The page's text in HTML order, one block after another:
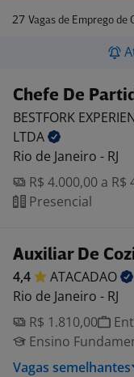
27 Vagas de Emprego de
Chefe De
BESTFORK
LTDA
Rio de Janeiro - RJ
R$ 4.000,00 a R$
Presencial
Auxiliar De
4,4
ATACADAO
Rio de Janeiro - RJ
R$ 1.810,00
Ensino
Vagas semelhantes